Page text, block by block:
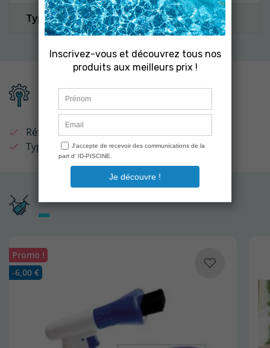
Type de cartouche Compatible
Fiche technique
Référence :PC135
Type de cartouche :Compatible
Promo !
-6,00 €